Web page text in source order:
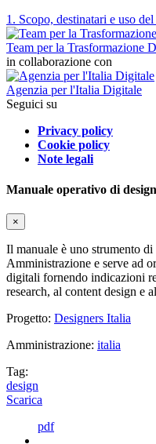
1. Scopo, destinatari e uso
Team per la Trasformazione
in collaborazione con
Agenzia per l'Italia Digitale
Seguici su
Privacy policy
Cookie policy
Note legali
Manuale operativo di design
×
Il manuale è uno strumento
Amministrazione e serve ad
digitali fornendo indicazioni
research, al content design e
Progetto: Designers Italia
Amministrazione: italia
Tag:
design
Scarica
pdf